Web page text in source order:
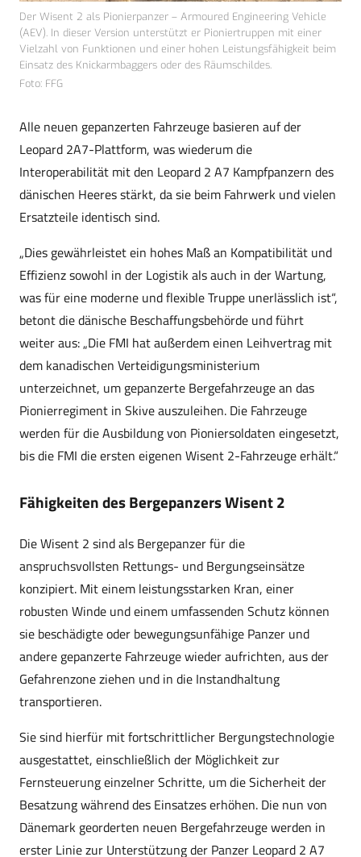
Der Wisent 2 als Pionierpanzer – Armoured Engineering Vehicle
(AEV). In dieser Version unterstützt er Pioniertruppen mit einer
Vielzahl von Funktionen und einer hohen Leistungsfähigkeit beim
Einsatz des Knickarmbaggers oder des Räumschildes.
Foto: FFG
Alle neuen gepanzerten Fahrzeuge basieren auf der
Leopard 2A7-Plattform, was wiederum die
Interoperabilität mit den Leopard 2 A7 Kampfpanzern des
dänischen Heeres stärkt, da sie beim Fahrwerk und vielen
Ersatzteile identisch sind.
„Dies gewährleistet ein hohes Maß an Kompatibilität und
Effizienz sowohl in der Logistik als auch in der Wartung,
was für eine moderne und flexible Truppe unerlässlich ist“,
betont die dänische Beschaffungsbehörde und führt
weiter aus: „Die FMI hat außerdem einen Leihvertrag mit
dem kanadischen Verteidigungsministerium
unterzeichnet, um gepanzerte Bergefahrzeuge an das
Pionierregiment in Skive auszuleihen. Die Fahrzeuge
werden für die Ausbildung von Pioniersoldaten eingesetzt,
bis die FMI die ersten eigenen Wisent 2-Fahrzeuge erhält.“
Fähigkeiten des Bergepanzers Wisent 2
Die Wisent 2 sind als Bergepanzer für die
anspruchsvollsten Rettungs- und Bergungseinsätze
konzipiert. Mit einem leistungsstarken Kran, einer
robusten Winde und einem umfassenden Schutz können
sie beschädigte oder bewegungsunfähige Panzer und
andere gepanzerte Fahrzeuge wieder aufrichten, aus der
Gefahrenzone ziehen und in die Instandhaltung
transportieren.
Sie sind hierfür mit fortschrittlicher Bergungstechnologie
ausgestattet, einschließlich der Möglichkeit zur
Fernsteuerung einzelner Schritte, um die Sicherheit der
Besatzung während des Einsatzes erhöhen. Die nun von
Dänemark georderten neuen Bergefahrzeuge werden in
erster Linie zur Unterstützung der Panzer Leopard 2 A7